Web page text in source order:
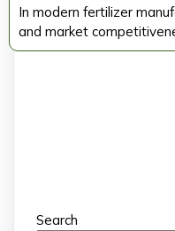
In modern fertilizer
and market
Search